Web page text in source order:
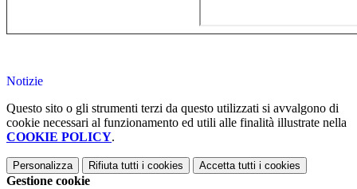
Notizie
Questo sito o gli strumenti terzi da questo utilizzati si avvalgono di
cookie necessari al funzionamento ed utili alle finalità illustrate nella
COOKIE POLICY.
Personalizza Rifiuta tutti i cookies Accetta tutti i cookies
Gestione cookie